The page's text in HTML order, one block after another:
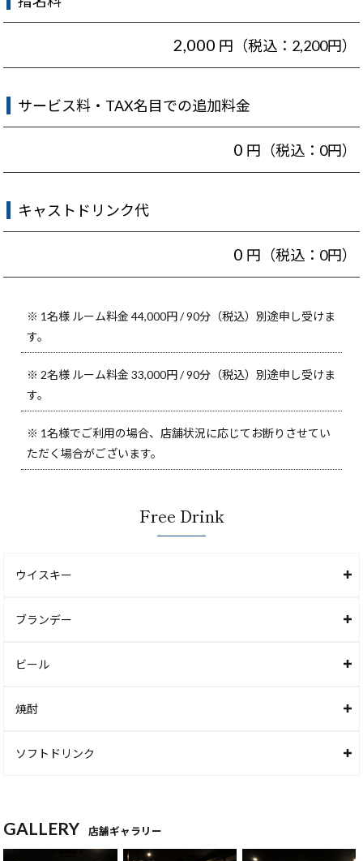
2,000 円（税込：2,200円）
サービス料・TAX名目での追加料金
0 円（税込：0円）
キャストドリンク代
0 円（税込：0円）
※ 1名様 ルーム料金 44,000円 / 90分（税込）別途申し受けま
す。
※ 2名様 ルーム料金 33,000円 / 90分（税込）別途申し受けま
す。
※ 1名様でご利用の場合、店舗状況に応じてお断りさせてい
ただく場合がございます。
Free Drink
ウイスキー
ブランデー
ビール
焼酎
ソフトドリンク
GALLERY 店舗ギャラリー